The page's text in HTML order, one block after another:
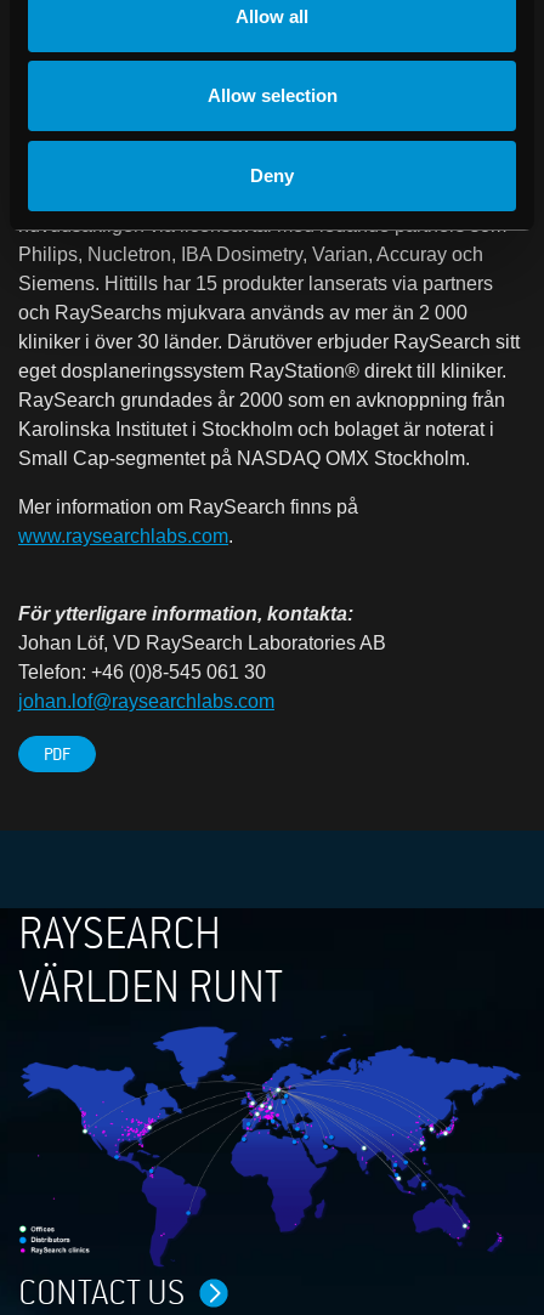
Allow all
Allow selection
Deny
användbarhet.
RaySearch Laboratories är ett medicintekniskt företag som
utvecklar avancerade mjukvarulösningar för förbättrad
huvudsakligen via licensavtal med ledande partners som
Philips, Nucletron, IBA Dosimetry, Varian, Accuray och
Siemens. Hittills har 15 produkter lanserats via partners
och RaySearchs mjukvara används av mer än 2 000
kliniker i över 30 länder. Därutöver erbjuder RaySearch sitt
eget dosplaneringssystem RayStation® direkt till kliniker.
RaySearch grundades år 2000 som en avknoppning från
Karolinska Institutet i Stockholm och bolaget är noterat i
Small Cap-segmentet på NASDAQ OMX Stockholm.
Mer information om RaySearch finns på
www.raysearchlabs.com.
För ytterligare information, kontakta:
Johan Löf, VD RaySearch Laboratories AB
Telefon: +46 (0)8-545 061 30
johan.lof@raysearchlabs.com
PDF
RAYSEARCH
VÄRLDEN RUNT
CONTACT US